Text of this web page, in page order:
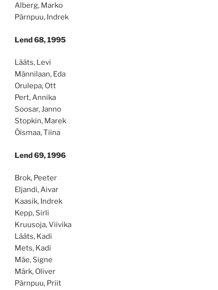
Alberg, Marko
Pärnpuu, Indrek
Lend 68, 1995
Lääts, Levi
Männilaan, Eda
Orulepa, Ott
Pert, Annika
Soosar, Janno
Stopkin, Marek
Õismaa, Tiina
Lend 69, 1996
Brok, Peeter
Eljandi, Aivar
Kaasik, Indrek
Kepp, Sirli
Kruusoja, Viivika
Lääts, Kadi
Mets, Kadi
Mäe, Signe
Märk, Oliver
Pärnpuu, Priit